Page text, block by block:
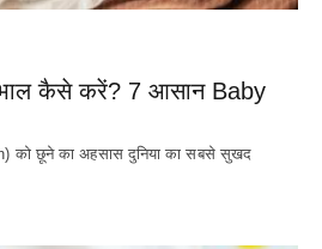
कैसे करें? 7 आसान Baby
को छूने का अहसास दुनिया का सबसे सुखद